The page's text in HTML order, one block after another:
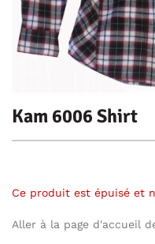
Kam 6006 Shirt
Ce produit est épuisé et
Aller à la page d'accueil